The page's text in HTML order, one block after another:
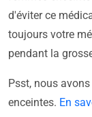
d'éviter ce
toujours votre
pendant la
Psst, nous
enceintes. En